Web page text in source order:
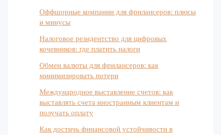
Оффшорные компании для фрилансеров: плюсы
и минусы
Налоговое резидентство для цифровых
кочевников: где платить налоги
Обмен валюты для фрилансеров: как
минимизировать потери
Международное выставление счетов: как
выставлять счета иностранным клиентам и
получать оплату
Как достичь финансовой устойчивости в